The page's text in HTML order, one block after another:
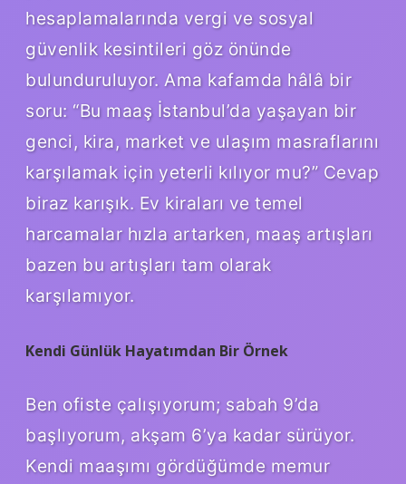
hesaplamalarında vergi ve sosyal
güvenlik kesintileri göz önünde
bulunduruluyor. Ama kafamda hâlâ bir
soru: “Bu maaş İstanbul’da yaşayan bir
genci, kira, market ve ulaşım masraflarını
karşılamak için yeterli kılıyor mu?” Cevap
biraz karışık. Ev kiraları ve temel
harcamalar hızla artarken, maaş artışları
bazen bu artışları tam olarak
karşılamıyor.
Kendi Günlük Hayatımdan Bir Örnek
Ben ofiste çalışıyorum; sabah 9’da
başlıyorum, akşam 6’ya kadar sürüyor.
Kendi maaşımı gördüğümde memur